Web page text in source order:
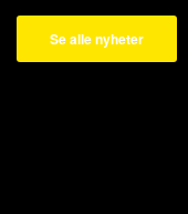
Se alle nyheter